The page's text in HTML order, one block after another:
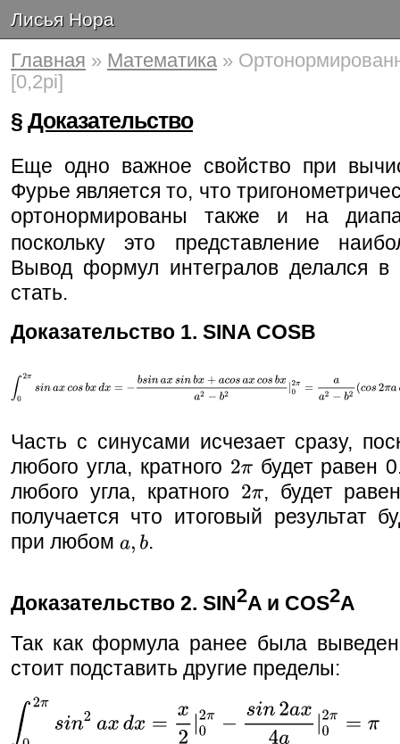
Лисья Нора
Главная » Математика »
[0,2pi]
§ Доказательство
Еще одно важное свойство при
Фурье является то, что
ортонормированы также и на
поскольку это представление
Вывод формул интегралов делался
стать.
Доказательство 1. SINA COSB
Часть с синусами исчезает сразу,
любого угла, кратного
будет равен
любого угла, кратного
, будет
получается что итоговый результат
при любом
.
Доказательство 2. SIN2A и COS2A
Так как формула ранее была
стоит подставить другие пределы: